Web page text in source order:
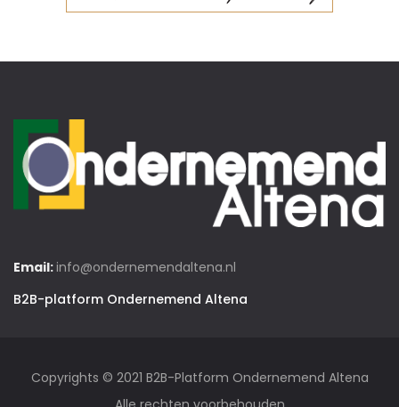
Email:info@ondernemendaltena.nl
B2B-platform Ondernemend Altena
Copyrights © 2021 B2B-Platform Ondernemend Altena